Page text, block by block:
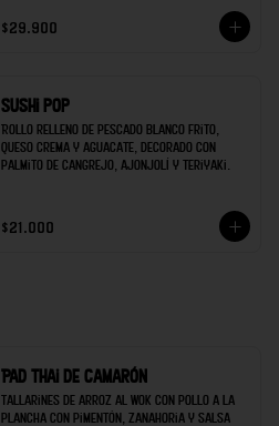
$29.900
Sushi pop
Rollo relleno de pescado blanco frito,
queso crema y aguacate, decorado con
palmito de cangrejo, ajonjolí y teriyaki.
$21.000
Pad thai de camarón
Tallarines de arroz al wok con pollo a la
plancha con pimentón, zanahoria y salsa